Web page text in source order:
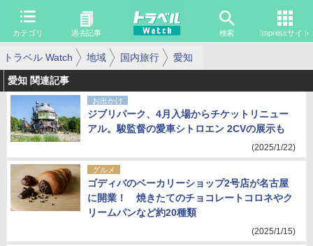
カテゴリ 過去記事 検索 Impressサイト
トラベル Watch 地域 国内旅行 愛知
愛知 関連記事
お出かけ
ジブリパーク、4月入場からチケットリニュー
アル。駿監督の愛車シトロエン 2CVの展示も
(2025/1/22)
グルメ
ゴディバのベーカリーショップ2号店が名古屋
に開業！ 焼きたてのチョコレートコロネやク
リームパンなど約20種類
(2025/1/15)